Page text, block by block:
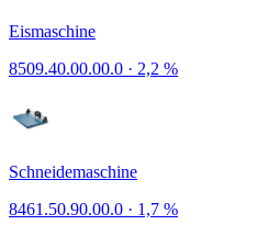
Eismaschine
8509.40.00.00.0 · 2,2 %
Schneidemaschine
8461.50.90.00.0 · 1,7 %